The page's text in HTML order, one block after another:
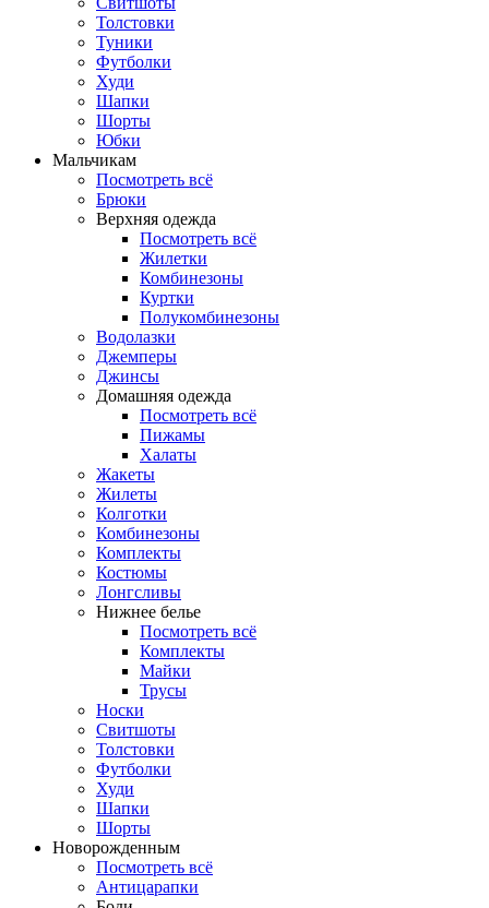
Толстовки
Туники
Футболки
Худи
Шапки
Шорты
Юбки
Мальчикам
Посмотреть всё
Брюки
Верхняя одежда
Посмотреть всё
Жилетки
Комбинезоны
Куртки
Полукомбинезоны
Водолазки
Джемперы
Джинсы
Домашняя одежда
Посмотреть всё
Пижамы
Халаты
Жакеты
Жилеты
Колготки
Комбинезоны
Комплекты
Костюмы
Лонгсливы
Нижнее белье
Посмотреть всё
Комплекты
Майки
Трусы
Носки
Свитшоты
Толстовки
Футболки
Худи
Шапки
Шорты
Новорожденным
Посмотреть всё
Антицарапки